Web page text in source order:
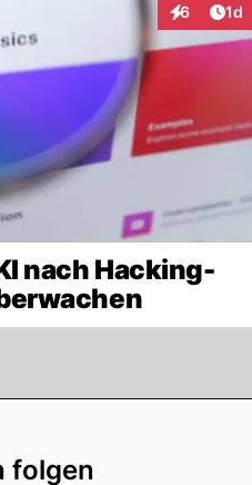
6 1d
nach Hacking-
folgen